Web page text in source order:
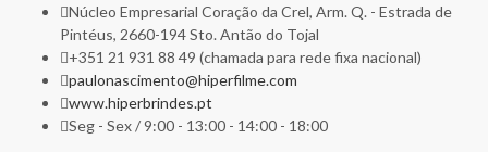
Núcleo Empresarial Coração da Crel, Arm. Q. - Estrada de
Pintéus, 2660-194 Sto. Antão do Tojal
+351 21 931 88 49 (chamada para rede fixa nacional)
paulonascimento@hiperfilme.com
www.hiperbrindes.pt
Seg - Sex / 9:00 - 13:00 - 14:00 - 18:00